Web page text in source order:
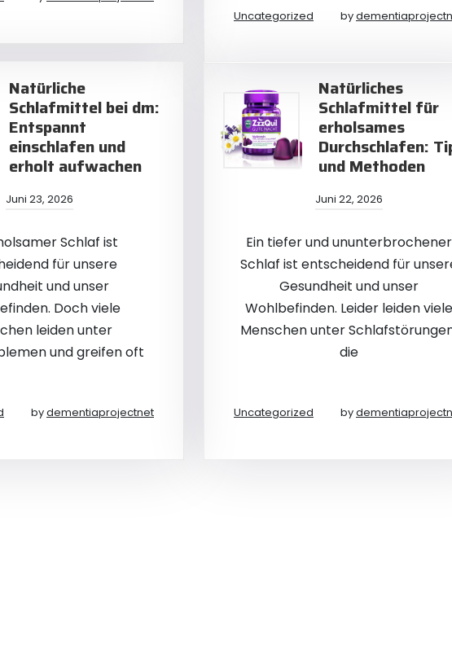
Uncategorized by
Natürliche
Schlafmittel bei dm:
Entspannt
einschlafen und
erholt aufwachen
Juni 23, 2026
Schlaf ist
für unsere
und unser
Doch viele
leiden unter
und greifen oft
bydementiaprojectnet
Natürliches
Schlafmittel für
erholsames
Durchschlafen:
und Methoden
Juni 22, 2026
Ein tiefer und ununterbrochener
Schlaf ist entscheidend für
Gesundheit und unser
Wohlbefinden. Leider leiden viele
Menschen unter
die
Uncategorized by